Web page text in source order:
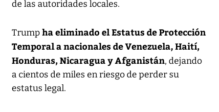
de las autoridades locales.
Trump ha eliminado el Estatus de Protección
Temporal a nacionales de Venezuela, Haití,
Honduras, Nicaragua y Afganistán, dejando
a cientos de miles en riesgo de perder su
estatus legal.